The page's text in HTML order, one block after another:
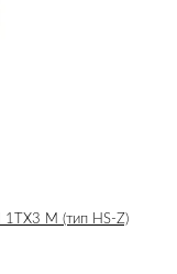
1ТХ3 М (тип HS-Z)